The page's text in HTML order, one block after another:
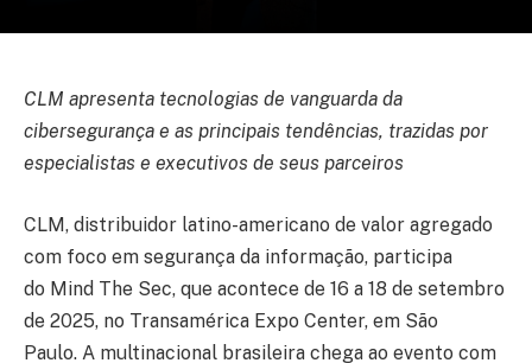
CLM apresenta tecnologias de vanguarda da
cibersegurança e as principais tendências, trazidas por
especialistas e executivos de seus parceiros
CLM, distribuidor latino-americano de valor agregado
com foco em segurança da informação, participa
do Mind The Sec, que acontece de 16 a 18 de setembro
de 2025, no Transamérica Expo Center, em São
Paulo. A multinacional brasileira chega ao evento com